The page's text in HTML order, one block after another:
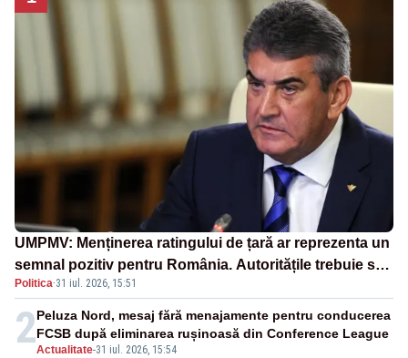
UMPMV: Menținerea ratingului de țară ar reprezenta un
semnal pozitiv pentru România. Autoritățile trebuie să
continue consolidarea stabilității economice și
financiare
Politica·31 iul. 2026, 15:51
2Actualitate-31 iul. 2026, 15:54
Peluza Nord, mesaj fără menajamente pentru conducerea
FCSB după eliminarea rușinoasă din Conference League